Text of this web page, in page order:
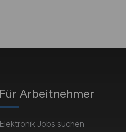
Für Arbeitnehmer
Elektronik Jobs suchen